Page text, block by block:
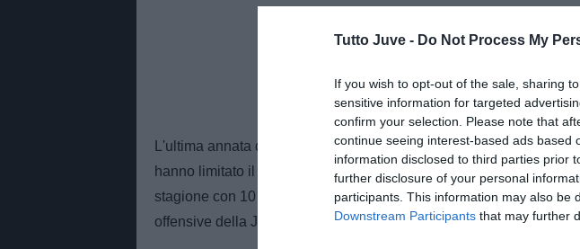
Tutto Juve - Do Not Process My
If you wish to opt-out of the sale, sharing
sensitive information for targeted
confirm your selection. Please note that
continue seeing interest-based ads based
information disclosed to third parties prior
further disclosure of your personal
participants. This information may also be
Downstream Participants that may further
L'ultima annata del centravanti serbo è stata caratterizzata da
hanno limitato il rendimento. Nonostante le difficoltà, Vlahovic ha
stagione con 10 reti in 23 presenze complessive, confermandosi
offensive della Juventus.